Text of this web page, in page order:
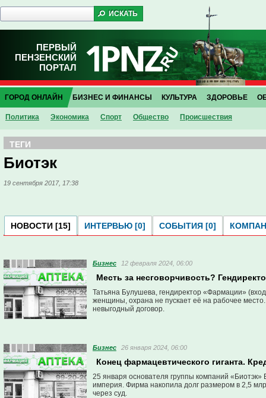
ПЕРВЫЙ
ПЕНЗЕНСКИЙ
ПОРТАЛ
ГОРОД ОНЛАЙН
Политика Экономика Спорт Общество Проиcшествия
БИЗНЕС И ФИНАНСЫ КУЛЬТУРА ЗДОРОВЬЕ
ТЕГИ
Биотэк
19 сентября 2017, 17:38
НОВОСТИ [15] ИНТЕРВЬЮ [0] СОБЫТИЯ [0]
Бизнес 12 февраля 2024, 06:00
Месть за несговорчивость?
Татьяна Булушева, гендиректор «Фармации»
женщины, охрана не пускает её на рабочее
невыгодный договор.
Бизнес 26 января 2024, 06:00
Конец фармацевтического гиганта.
25 января основателя группы компаний
империя. Фирма накопила долг размером в 2,5
через суд.